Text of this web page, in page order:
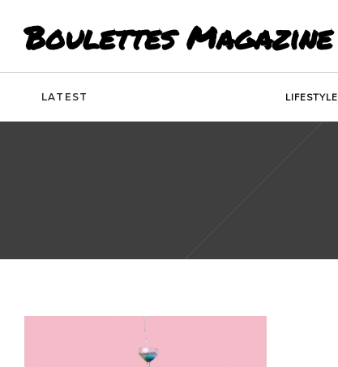
Boulettes Magazine
LATEST LIFESTYLE